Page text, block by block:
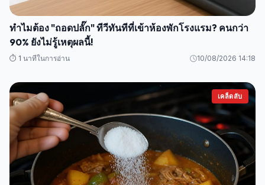
ทำไมต้อง "ถอดปลั๊ก" ทีวีทันทีที่เข้าห้องพักโรงแรม? คนกว่า
90% ยังไม่รู้เหตุผลนี้!
⏱️ 1 นาทีในการอ่าน 10/08/2026 14:18
เคล็ดลับ